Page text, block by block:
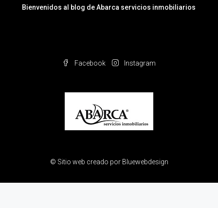
Bienvenidos al blog de Abarca servicios inmobiliarios
Facebook Instagram
© Sitio web creado por Bluewebdesign